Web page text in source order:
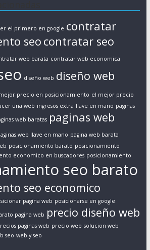
el primero en google contratar
seo contratar seo
web barata contratar web economica
diseño web diseño web
precio en posicionamiento el mejor precio
una web ingresos extra llave en mano paginas
web baratas paginas web
web llave en mano pagina web barata
posicionamiento barato posicionamiento
economico en buscadores posicionamiento
seo barato
seo economico
pagina web posicionarse en google
pagina web precio diseño web
paginas web precio web solucion web
seo web y seo